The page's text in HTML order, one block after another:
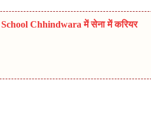
Chhindwara में सेना में करियर